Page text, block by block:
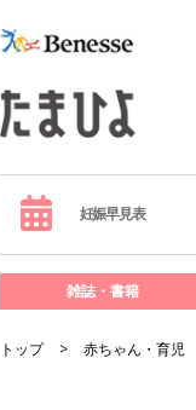
妊娠早見表
雑誌・書籍
トップ 赤ちゃん・育児